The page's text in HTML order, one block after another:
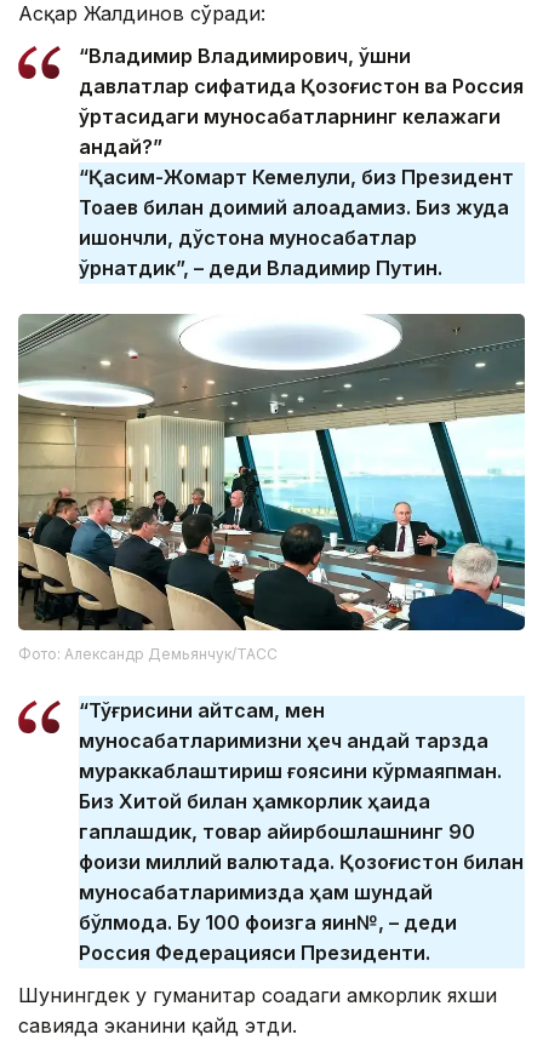
Асқар Жалдинов сўради:
“Владимир Владимирович, қўшни
давлатлар сифатида Қозоғистон ва Россия
ўртасидаги муносабатларнинг келажаги
қандай?”
“Қасим-Жомарт Кемелули, биз Президент
Тоқаев билан доимий алоқадамиз. Биз жуда
ишончли, дўстона муносабатлар
ўрнатдик”, – деди Владимир Путин.
Фото: Александр Демьянчук/ТАСС
“Тўғрисини айтсам, мен
муносабатларимизни ҳеч қандай тарзда
мураккаблаштириш ғоясини кўрмаяпман.
Биз Хитой билан ҳамкорлик ҳақида
гаплашдик, товар айирбошлашнинг 90
фоизи миллий валютада. Қозоғистон билан
муносабатларимизда ҳам шундай
бўлмоқда. Бу 100 фоизга яқин№, – деди
Россия Федерацияси Президенти.
Шунингдек у гуманитар соҳадаги ҳамкорлик яхши
савияда эканини қайд этди.